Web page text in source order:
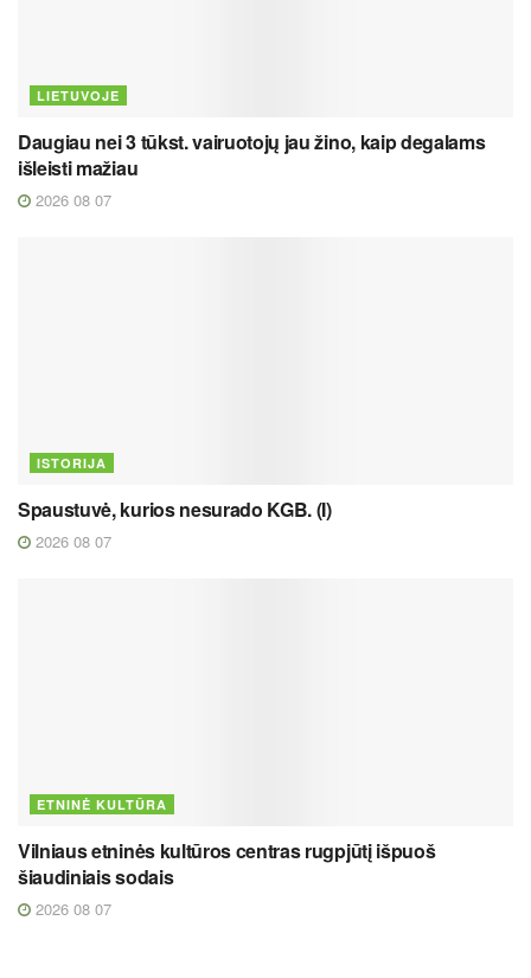
LIETUVOJE
Daugiau nei 3 tūkst. vairuotojų jau žino, kaip degalams
išleisti mažiau
2026 08 07
ISTORIJA
Spaustuvė, kurios nesurado KGB. (I)
2026 08 07
ETNINĖ KULTŪRA
Vilniaus etninės kultūros centras rugpjūtį išpuoš
šiaudiniais sodais
2026 08 07